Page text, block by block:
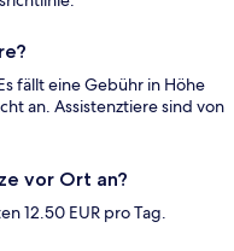
fällt eine Gebühr in Höhe
an. Assistenztiere sind von
vor Ort an?
12.50 EUR pro Tag.